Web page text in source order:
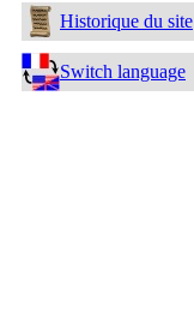
Historique du site
Switch language